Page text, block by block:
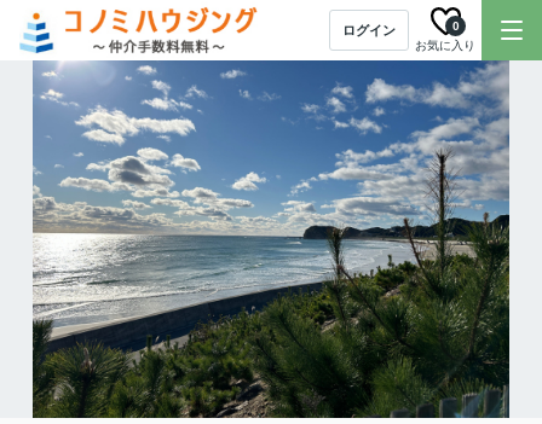
ログイン
お気に入り
0